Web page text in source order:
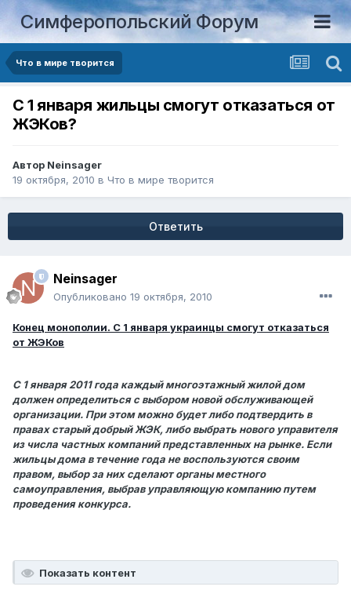
Симферопольский Форум
Что в мире творится
С 1 января жильцы смогут отказаться от
ЖЭКов?
Автор Neinsager
19 октября, 2010 в Что в мире творится
Ответить
Neinsager
Опубликовано 19 октября, 2010
Конец монополии. С 1 января украинцы смогут отказаться
от ЖЭКов
С 1 января 2011 года каждый многоэтажный жилой дом
должен определиться с выбором новой обслуживающей
организации. При этом можно будет либо подтвердить в
правах старый добрый ЖЭК, либо выбрать нового управителя
из числа частных компаний представленных на рынке. Если
жильцы дома в течение года не воспользуются своим
правом, выбор за них сделают органы местного
самоуправления, выбрав управляющую компанию путем
проведения конкурса.
Показать контент